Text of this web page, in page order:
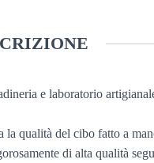
e laboratorio
la qualità del cibo fatto a
di alta qualità